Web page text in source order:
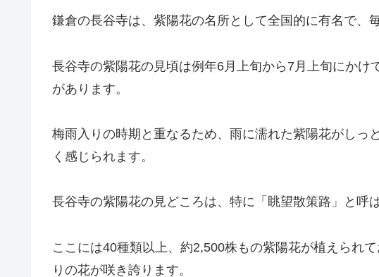
鎌倉の長谷寺は、紫陽花の名所として全国的に有名で、
長谷寺の紫陽花の見頃は例年6月上旬から7月上旬にかけ
があります。
梅雨入りの時期と重なるため、雨に濡れた紫陽花がしっ
く感じられます。
長谷寺の紫陽花の見どころは、特に「眺望散策路」と呼
ここには40種類以上、約2,500株もの紫陽花が植えられ
りの花が咲き誇ります。